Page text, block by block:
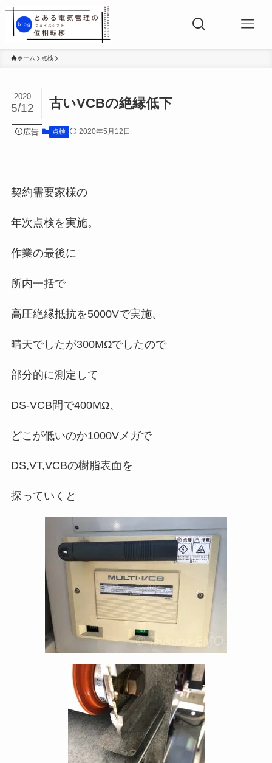
ホーム 点検
古いVCBの絶縁低下
2020
5/12
広告 点検 2020年5月12日
契約需要家様の
年次点検を実施。
作業の最後に
所内一括で
高圧絶縁抵抗を5000Vで実施、
晴天でしたが300MΩでしたので
部分的に測定して
DS-VCB間で400MΩ、
どこが低いのか1000Vメガで
DS,VT,VCBの樹脂表面を
探っていくと